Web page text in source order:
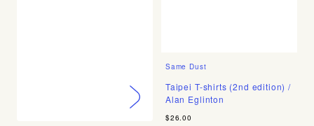
Same Dust
Taipei T-shirts (2nd edition) /
Alan Eglinton
$26.00